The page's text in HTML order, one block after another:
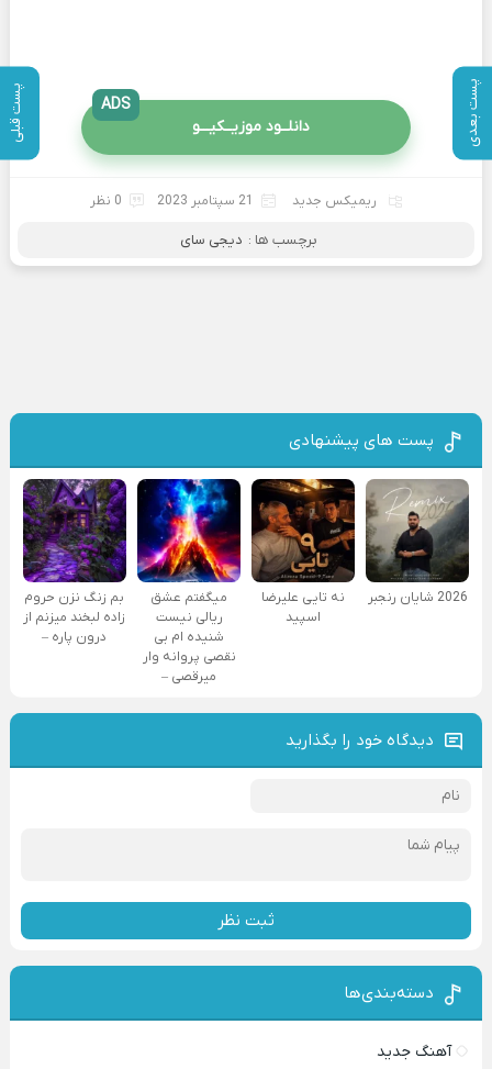
پست بعدی پست قبلی دانلــود موزیــکیـــو
ADS
ریمیکس جدید 21 سپتامبر 2023 0 نظر
برچسب ها : دیجی سای
پست های پیشنهادی
2026 شایان رنجبر
نه تایی علیرضا
اسپید
میگفتم عشق
ریالی نیست
شنیده ام بی
نقصی پروانه وار
میرقصی –
بم زنگ نزن حروم
زاده لبخند میزنم از
درون پاره –
دیدگاه خود را بگذارید
ثبت نظر
دسته‌بندی‌ها
آهنگ جدید